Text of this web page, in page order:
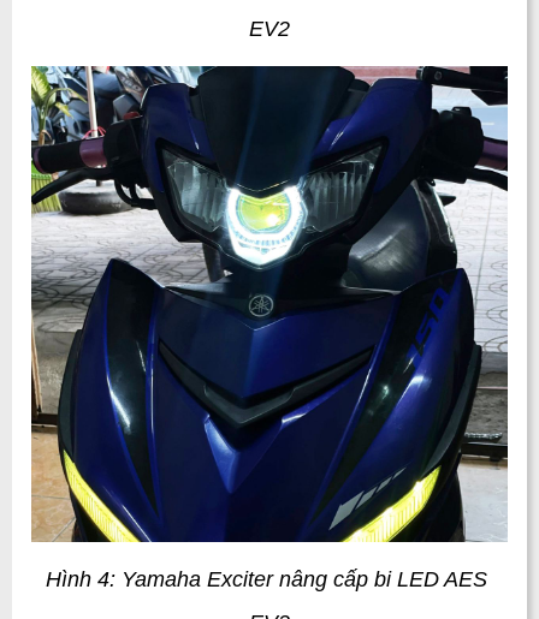
EV2
Hình 4: Yamaha Exciter nâng cấp bi LED AES